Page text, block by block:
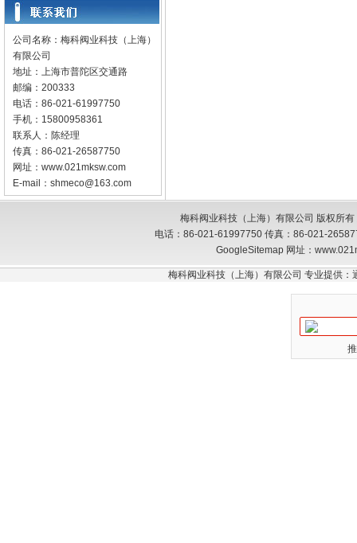
公司名称：梅科阀业科技（上海）
有限公司
地址：上海市普陀区交通路
邮编：200333
电话：86-021-61997750
手机：15800958361
联系人：陈经理
传真：86-021-26587750
网址： www.021mksw.com
E-mail： shmeco@163.com
梅科阀业科技（上海）有限公司 版权所
电话：86-021-61997750 传真：86-021-
GoogleSitemap网址：
梅科阀业科技（上海）有限公司 专业提供